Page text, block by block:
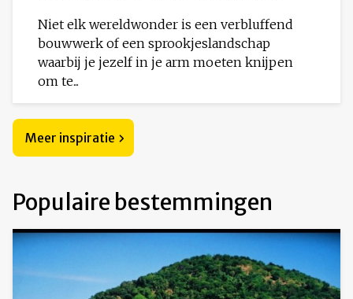
Niet elk wereldwonder is een verbluffend
bouwwerk of een sprookjeslandschap
waarbij je jezelf in je arm moeten knijpen
om te...
Meer inspiratie
Populaire bestemmingen